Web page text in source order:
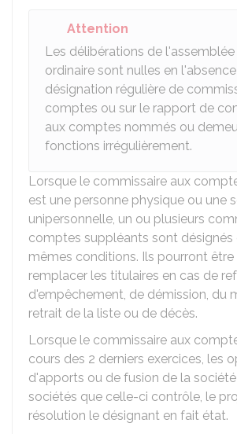
Attention
Les délibérations de
ordinaire sont nulles en
désignation régulière de
comptes ou sur le rapport de
aux comptes nommés ou
fonctions irrégulièrement.
Lorsque le commissaire aux
est une personne physique ou une
unipersonnelle, un ou plusieurs
comptes suppléants sont désignés
mêmes conditions. Ils pourront
remplacer les titulaires en cas de
d'empêchement, de démission, du
retrait de la liste ou de décès.
Lorsque le commissaire aux
cours des 2 derniers exercices, les
d'apports ou de fusion de la
sociétés que celle-ci contrôle, le
résolution le désignant en fait état.